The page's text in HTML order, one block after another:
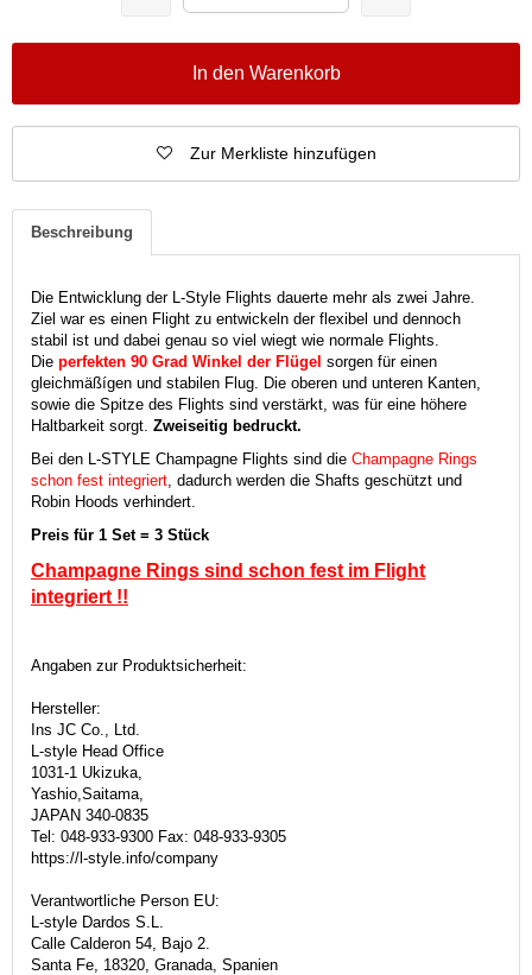
In den Warenkorb
Zur Merkliste hinzufügen
Beschreibung
Die Entwicklung der L-Style Flights dauerte mehr als zwei Jahre.
Ziel war es einen Flight zu entwickeln der flexibel und dennoch
stabil ist und dabei genau so viel wiegt wie normale Flights.
Die perfekten 90 Grad Winkel der Flügel sorgen für einen
gleichmäßígen und stabilen Flug. Die oberen und unteren Kanten,
sowie die Spitze des Flights sind verstärkt, was für eine höhere
Haltbarkeit sorgt. Zweiseitig bedruckt.
Bei den L-STYLE Champagne Flights sind die Champagne Rings
schon fest integriert , dadurch werden die Shafts geschützt und
Robin Hoods verhindert.
Preis für 1 Set = 3 Stück
Champagne Rings sind schon fest im Flight
integriert !!
Angaben zur Produktsicherheit:
Hersteller:
Ins JC Co., Ltd.
L-style Head Office
1031-1 Ukizuka,
Yashio,Saitama,
JAPAN 340-0835
Tel: 048-933-9300 Fax: 048-933-9305
https://l-style.info/company
Verantwortliche Person EU:
L-style Dardos S.L.
Calle Calderon 54, Bajo 2.
Santa Fe, 18320, Granada, Spanien